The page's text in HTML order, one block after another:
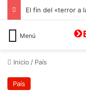
Menú
Inicio / País
País